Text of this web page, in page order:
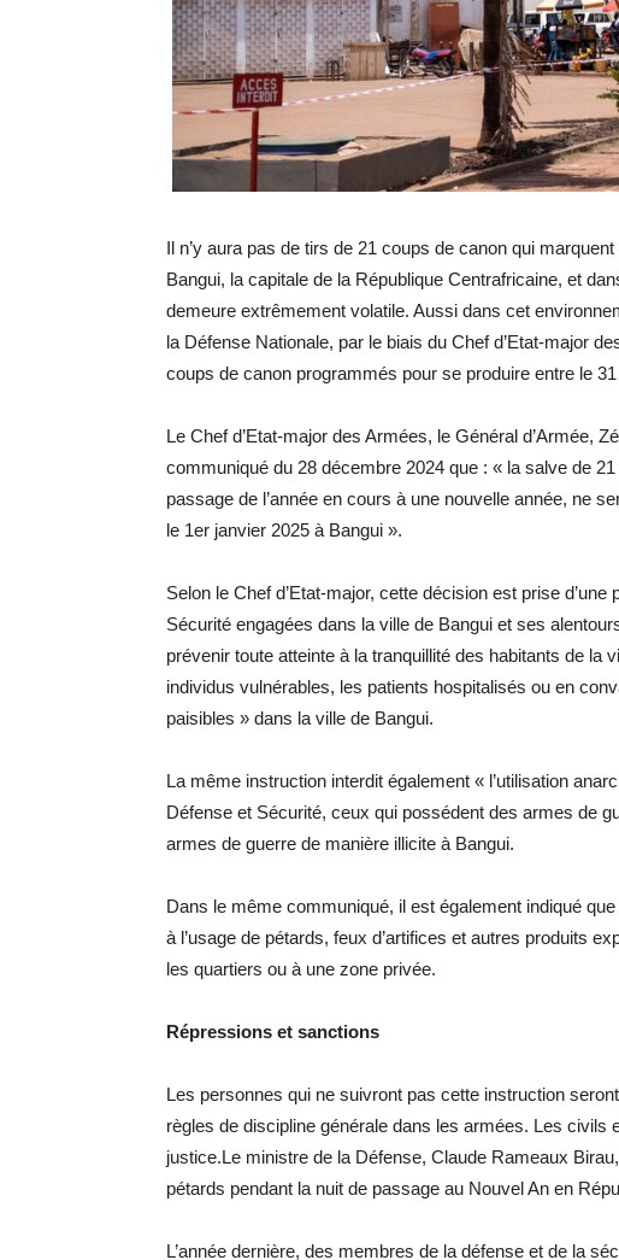
Il n’y aura pas de tirs de 21 coups de canon qui
Bangui, la capitale de la République Centrafricaine, et
demeure extrêmement volatile. Aussi dans cet
la Défense Nationale, par le biais du Chef d’Etat-major
coups de canon programmés pour se produire entre le
Le Chef d’Etat-major des Armées, le Général d’Armée,
communiqué du 28 décembre 2024 que : « la salve de
passage de l’année en cours à une nouvelle année, ne
le 1er janvier 2025 à Bangui ».
Selon le Chef d’Etat-major, cette décision est prise
Sécurité engagées dans la ville de Bangui et ses
prévenir toute atteinte à la tranquillité des habitants de la
individus vulnérables, les patients hospitalisés ou en
paisibles » dans la ville de Bangui.
La même instruction interdit également « l’utilisation
Défense et Sécurité, ceux qui possédent des armes de
armes de guerre de manière illicite à Bangui.
Dans le même communiqué, il est également indiqué
à l’usage de pétards, feux d’artifices et autres produits
les quartiers ou à une zone privée.
Répressions et sanctions
Les personnes qui ne suivront pas cette instruction
règles de discipline générale dans les armées. Les civils
justice.Le ministre de la Défense, Claude Rameaux
pétards pendant la nuit de passage au Nouvel An en
L’année dernière, des membres de la défense et de la